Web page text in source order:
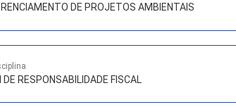
DE PROJETOS AMBIENTAIS
DE RESPONSABILIDADE FISCAL